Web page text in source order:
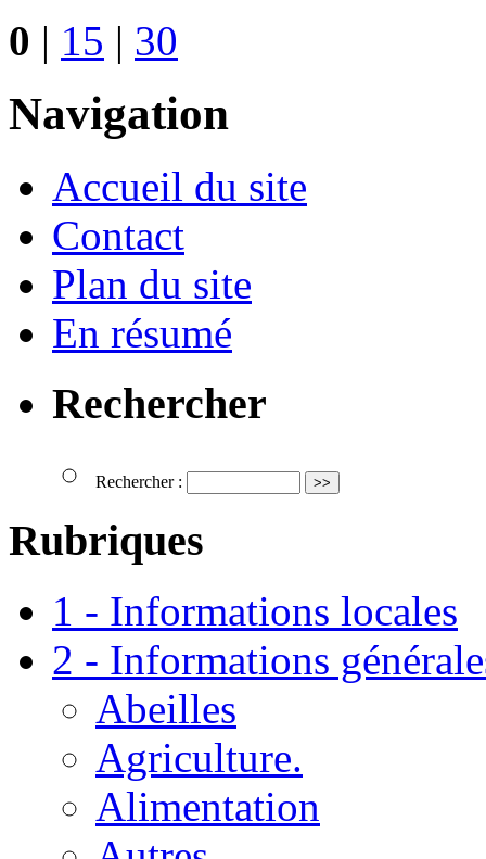
0 | 15 | 30
Navigation
Accueil du site
Contact
Plan du site
En résumé
Rechercher
Rechercher :
Rubriques
1 - Informations locales
2 - Informations
Abeilles
Agriculture.
Alimentation